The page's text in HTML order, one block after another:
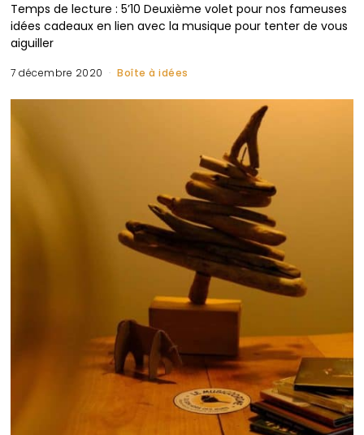
Temps de lecture : 5’10 Deuxième volet pour nos fameuses
idées cadeaux en lien avec la musique pour tenter de vous
aiguiller
7 décembre 2020 Boîte à idées